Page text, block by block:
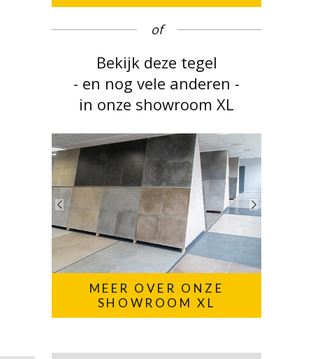
of
Bekijk deze tegel
- en nog vele anderen -
in onze showroom XL
MEER OVER ONZE
SHOWROOM XL